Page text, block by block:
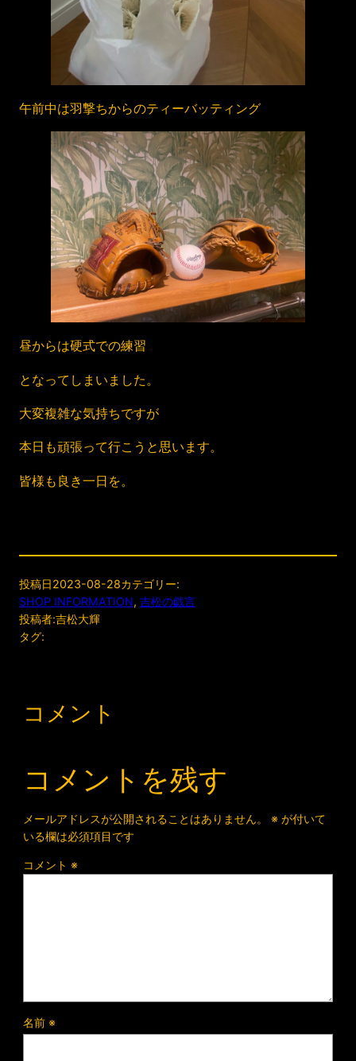
午前中は羽撃ちからのティーバッティング
昼からは硬式での練習
となってしまいました。
大変複雑な気持ちですが
本日も頑張って行こうと思います。
皆様も良き一日を。
投稿日2023-08-28カテゴリー:
SHOP INFORMATION, 吉松の戯言
投稿者:吉松大輝
タグ:
コメント
コメントを残す
メールアドレスが公開されることはありません。 ※が付いて
いる欄は必須項目です
コメント ※
名前 ※